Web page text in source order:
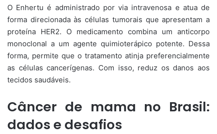
O Enhertu é administrado por via intravenosa e atua de
forma direcionada às células tumorais que apresentam a
proteína HER2. O medicamento combina um anticorpo
monoclonal a um agente quimioterápico potente. Dessa
forma, permite que o tratamento atinja preferencialmente
as células cancerígenas. Com isso, reduz os danos aos
tecidos saudáveis.
Câncer de mama no Brasil:
dados e desafios